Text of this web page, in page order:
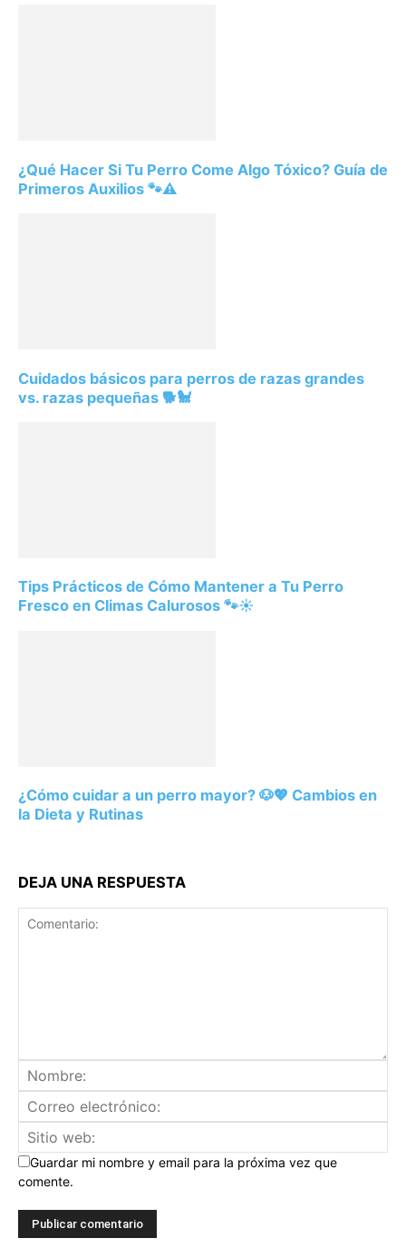
¿Qué Hacer Si Tu Perro Come Algo Tóxico? Guía de
Primeros Auxilios 🐾⚠️
Cuidados básicos para perros de razas grandes
vs. razas pequeñas 🐕🐩
Tips Prácticos de Cómo Mantener a Tu Perro
Fresco en Climas Calurosos 🐾☀️
¿Cómo cuidar a un perro mayor? 🐶💖 Cambios en
la Dieta y Rutinas
DEJA UNA RESPUESTA
Guardar mi nombre y email para la próxima vez que
comente.